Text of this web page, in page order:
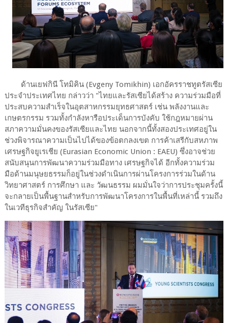
ด้านเยฟกินี โทมิคิน (Evgeny Tomikhin) เอกอัครราชทูตรัสเซีย
ประจำประเทศไทย กล่าวว่า "ไทยและรัสเซียได้สร้าง ความร่วมมือที่
ประสบความสำเร็จในอุตสาหกรรมยุทธศาสตร์ เช่น พลังงานและ
เกษตรกรรม รวมทั้งกำลังหารือประเด็นการบังคับ ใช้กฎหมายผ่าน
สภาความมั่นคงของรัสเซียและไทย นอกจากนี้ทั้งสองประเทศอยู่ใน
ช่วงพิจารณาความเป็นไปได้ของข้อตกลงเขต การค้าเสรีกับสหภาพ
เศรษฐกิจยูเรเชีย (Eurasian Economic Union : EAEU) ซึ่งอาจช่วย
สนับสนุนการพัฒนาความร่วมมือทาง เศรษฐกิจได้ อีกทั้งความร่วม
มือด้านมนุษยธรรมก็อยู่ในช่วงดำเนินการผ่านโครงการร่วมในด้าน
วิทยาศาสตร์ การศึกษา และ วัฒนธรรม ผมมั่นใจว่าการประชุมครั้งนี้
จะกลายเป็นพื้นฐานสำหรับการพัฒนาโครงการในพื้นที่เหล่านี้ รวมถึง
ในเวทีธุรกิจสำคัญ ในรัสเซีย"